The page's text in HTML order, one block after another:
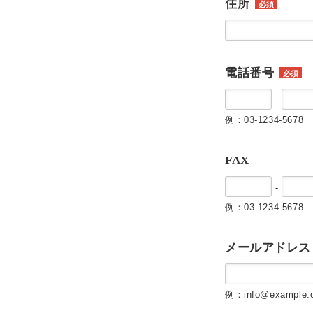
住所 必須
電話番号 必須
-
例：03-1234-5678
FAX
-
例：03-1234-5678
メールアドレス
例：